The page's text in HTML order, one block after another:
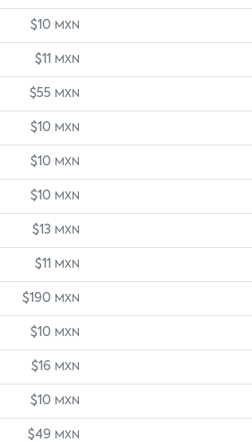
$10 MXN
$11 MXN
$55 MXN
$10 MXN
$10 MXN
$10 MXN
$13 MXN
$11 MXN
$190 MXN
$10 MXN
$16 MXN
$10 MXN
$49 MXN